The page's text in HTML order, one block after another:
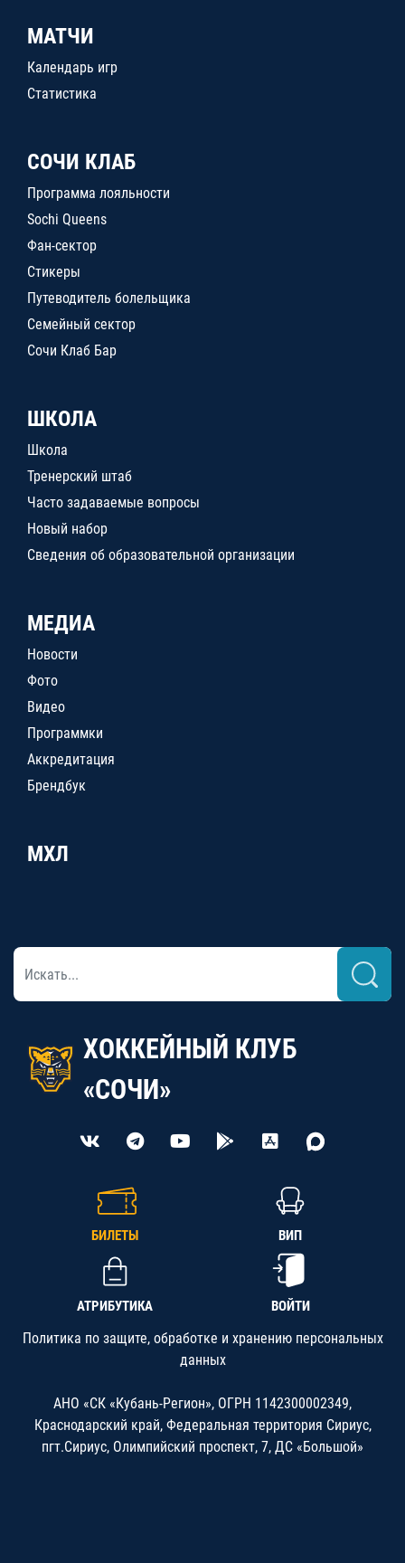
МАТЧИ
Календарь игр
Статистика
СОЧИ КЛАБ
Программа лояльности
Sochi Queens
Фан-сектор
Стикеры
Путеводитель болельщика
Семейный сектор
Сочи Клаб Бар
ШКОЛА
Школа
Тренерский штаб
Часто задаваемые вопросы
Новый набор
Сведения об образовательной организации
МЕДИА
Новости
Фото
Видео
Программки
Аккредитация
Брендбук
МХЛ
ХОККЕЙНЫЙ КЛУБ
«СОЧИ»
БИЛЕТЫ ВИП
АТРИБУТИКА ВОЙТИ
Политика по защите, обработке и хранению персональных
данных
АНО «СК «Кубань-Регион», ОГРН 1142300002349,
Краснодарский край, Федеральная территория Сириус,
пгт.Сириус, Олимпийский проспект, 7, ДС «Большой»